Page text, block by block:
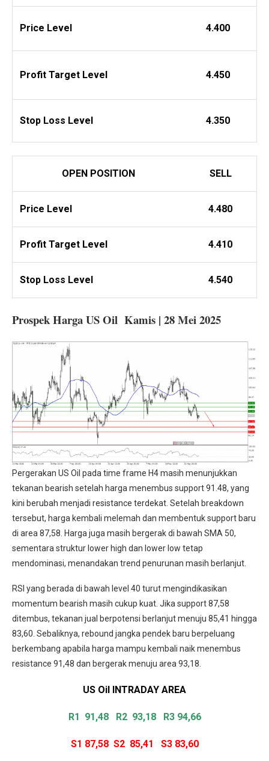
Price Level 4.400
Profit Target Level 4.450
Stop Loss Level 4.350
OPEN POSITION SELL
Price Level 4.480
Profit Target Level 4.410
Stop Loss Level 4.540
Prospek Harga US Oil Kamis | 28 Mei 2025
Pergerakan US Oil pada time frame H4 masih menunjukkan
tekanan bearish setelah harga menembus support 91.48, yang
kini berubah menjadi resistance terdekat. Setelah breakdown
tersebut, harga kembali melemah dan membentuk support baru
di area 87,58. Harga juga masih bergerak di bawah SMA 50,
sementara struktur lower high dan lower low tetap
mendominasi, menandakan trend penurunan masih berlanjut.
RSI yang berada di bawah level 40 turut mengindikasikan
momentum bearish masih cukup kuat. Jika support 87,58
ditembus, tekanan jual berpotensi berlanjut menuju 85,41 hingga
83,60. Sebaliknya, rebound jangka pendek baru berpeluang
berkembang apabila harga mampu kembali naik menembus
resistance 91,48 dan bergerak menuju area 93,18.
US Oil INTRADAY AREA
R1 91,48 R2 93,18 R3 94,66
S1 87,58S2 85,41 S3 83,60